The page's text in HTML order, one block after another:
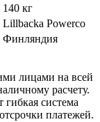
140 кг
Lillbacka Powerco
Финляндия
лицами на всей
расчету.
система
платежей.